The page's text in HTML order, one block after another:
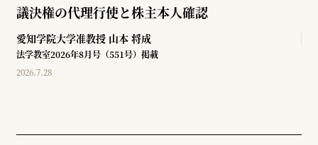
議決権の代理行使と株主本人確認
愛知学院大学准教授 山本 将成
法学教室2026年8月号（551号）掲載
2026.7.28